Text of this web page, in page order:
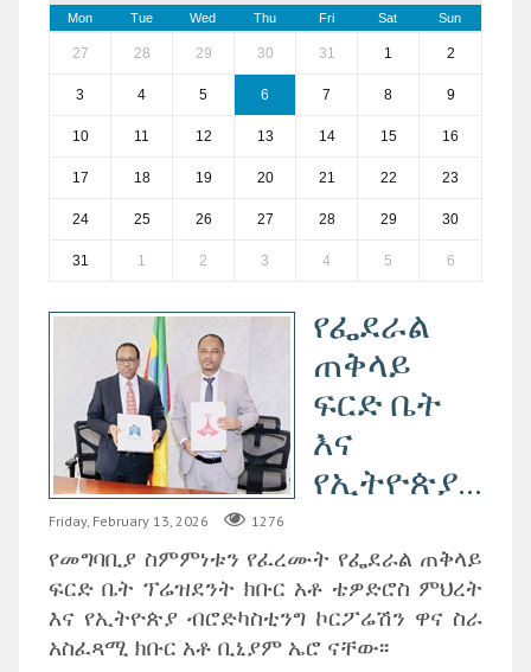
Mon Tue Wed Thu Fri Sat Sun
27 28 29 30 31 1 2
3 4 5 6 7 8 9
10 11 12 13 14 15 16
17 18 19 20 21 22 23
24 25 26 27 28 29 30
31 1 2 3 4 5 6
የፌደራል
ጠቅላይ
ፍርድ ቤት
እና
የኢትዮጵያ...
Friday, February 13, 2026 1276
የመግባቢያ ስምምነቱን የፈረሙት የፌደራል ጠቅላይ
ፍርድ ቤት ፕሬዝደንት ክቡር አቶ ቴዎድሮስ ምህረት
እና የኢትዮጵያ ብሮድካስቲንግ ኮርፖሬሽን ዋና ስራ
አስፈጻሚ ክቡር አቶ ቢኒያም ኤሮ ናቸው፡፡